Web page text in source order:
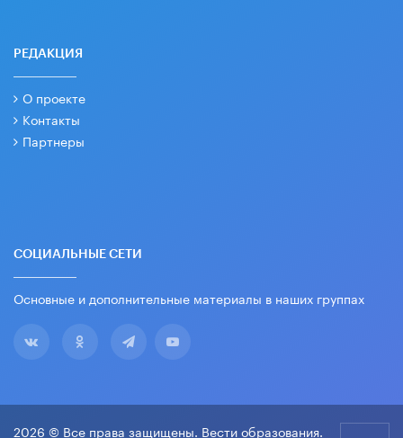
РЕДАКЦИЯ
О проекте
Контакты
Партнеры
СОЦИАЛЬНЫЕ СЕТИ
Основные и дополнительные материалы в наших группах
2026 © Все права защищены. Вести образования.